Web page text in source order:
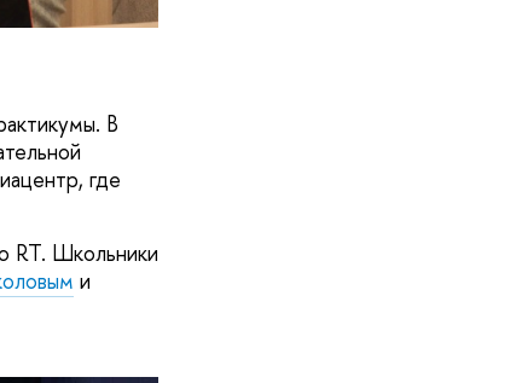
В
где
RT. Школьники
и